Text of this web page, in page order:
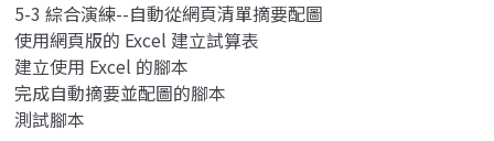
5-3 綜合演練--自動從網頁清單摘要配圖
使用網頁版的 Excel 建立試算表
建立使用 Excel 的腳本
完成自動摘要並配圖的腳本
測試腳本